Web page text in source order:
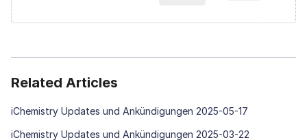
Related Articles
iChemistry Updates und Ankündigungen 2025-05-17
iChemistry Updates und Ankündigungen 2025-03-22